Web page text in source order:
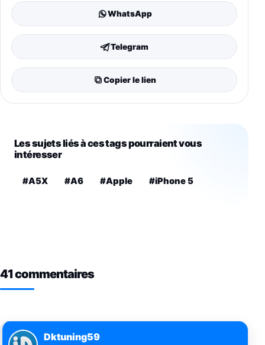
WhatsApp
Telegram
Copier le lien
Les sujets liés à ces tags pourraient vous
intéresser
#A5X #A6 #Apple #iPhone 5
41 commentaires
Dktuning59